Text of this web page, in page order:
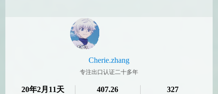
Cherie.zhang
专注出口认证二十多年
20年2月11天 407.26 327